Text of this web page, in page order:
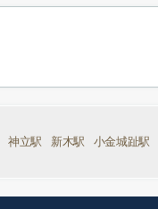
神立駅 新木駅 小金城趾駅